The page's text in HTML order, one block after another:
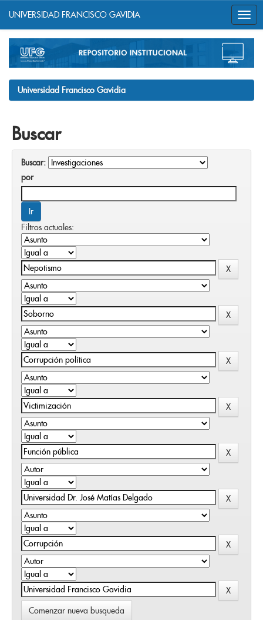
navigation
UNIVERSIDAD FRANCISCO GAVIDIA
Universidad Francisco Gavidia
Buscar
Buscar:
por
Filtros actuales:
Comenzar nueva busqueda